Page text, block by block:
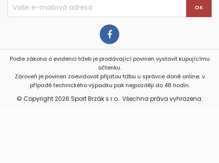
Podle zákona o evidenci tržeb je prodávající povinen vystavit kupujícímu
účtenku.
Zároveň je povinen zaevidovat přijatou tržbu u správce daně online; v
případě technického výpadku pak nejpozději do 48 hodin.
© Copyright 2026 Sport Brzák s.r.o.. Všechna práva vyhrazena.